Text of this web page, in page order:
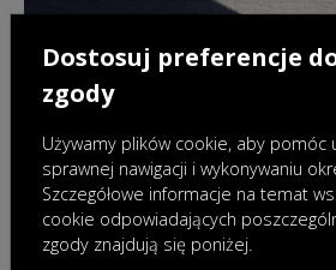
28.07.2026 |Aktualności
Nowa OMODA 9 Super
odsłonie
Dostosuj preferencje
zgody
Używamy plików cookie, aby pomóc
sprawnej nawigacji i wykonywaniu
Szczegółowe informacje na temat
cookie odpowiadających
zgody znajdują się poniżej.